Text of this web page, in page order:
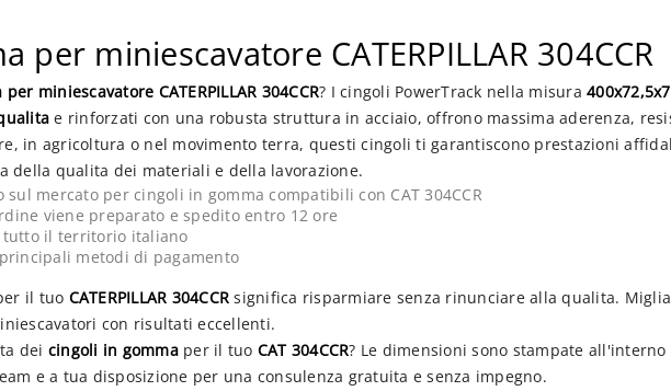
per miniescavatore CATERPILLAR 304CCR
miniescavatore CATERPILLAR 304CCR? I cingoli PowerTrack nella misura
e rinforzati con una robusta struttura in acciaio, offrono massima aderenza,
in agricoltura o nel movimento terra, questi cingoli ti garantiscono prestazioni
della qualita dei materiali e della lavorazione.
mercato per cingoli in gomma compatibili con CAT 304CCR
viene preparato e spedito entro 12 ore
tutto il territorio italiano
metodi di pagamento
il tuo CATERPILLAR 304CCR significa risparmiare senza rinunciare alla qualita.
con risultati eccellenti.
dei cingoli in gommaper il tuo CAT 304CCR? Le dimensioni sono stampate
e a tua disposizione per una consulenza gratuita e senza impegno.